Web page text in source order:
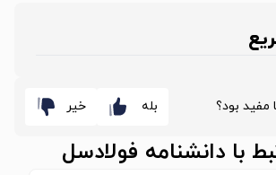
مفید بود؟ بله خیر
با دانشنامه فولادسل